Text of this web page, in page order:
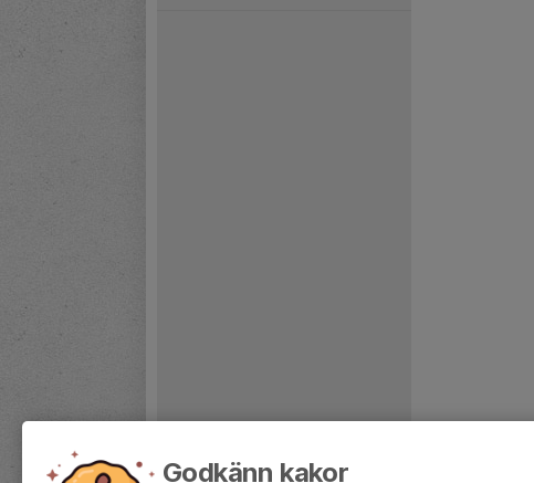
Godkänn kakor